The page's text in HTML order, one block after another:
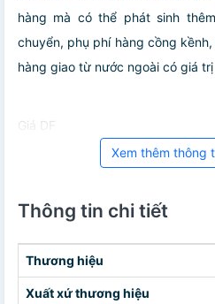
hàng mà có thể phát sinh
chuyển, phụ phí hàng cồng
hàng giao từ nước ngoài có giá
Giá DF
Xem thêm thông
Thông tin chi tiết
Thương hiệu
Xuất xứ thương hiệu